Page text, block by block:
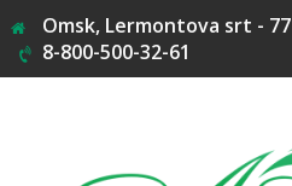
to
navigation
Omsk, Lermontova srt - 77
8-800-500-32-61